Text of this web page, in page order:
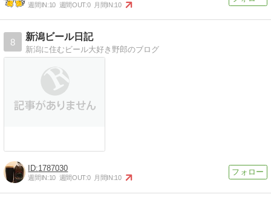
週間IN:10 週間OUT:0 月間IN:10
8
新潟ビール日記
新潟に住むビール大好き野郎のブログ
1787030
週間IN:10 週間OUT:0 月間IN:10